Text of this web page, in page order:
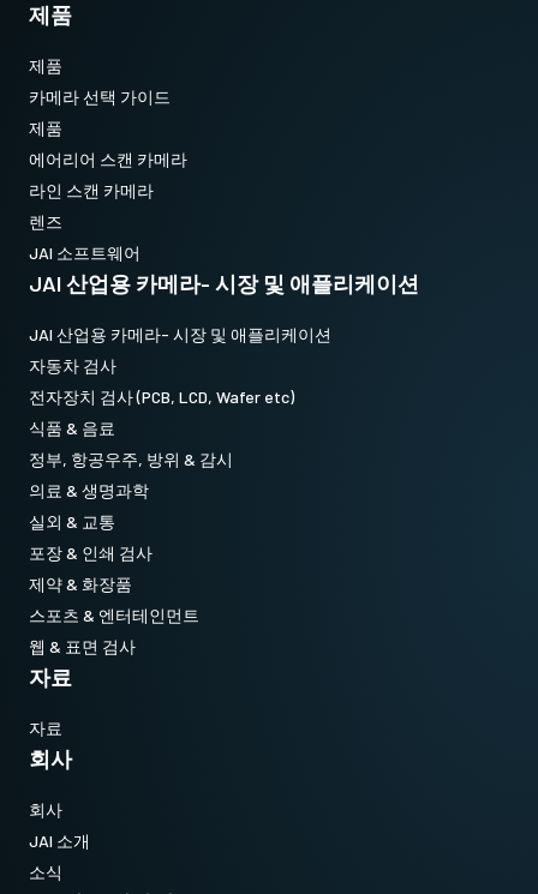
제품
제품
카메라 선택 가이드
제품
에어리어 스캔 카메라
라인 스캔 카메라
렌즈
JAI 소프트웨어
JAI 산업용 카메라- 시장 및 애플리케이션
JAI 산업용 카메라- 시장 및 애플리케이션
자동차 검사
전자장치 검사 (PCB, LCD, Wafer etc)
식품 & 음료
정부, 항공우주, 방위 & 감시
의료 & 생명과학
실외 & 교통
포장 & 인쇄 검사
제약 & 화장품
스포츠 & 엔터테인먼트
웹 & 표면 검사
자료
자료
회사
회사
JAI 소개
소식